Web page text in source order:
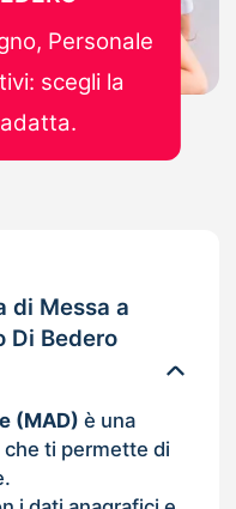
di Messa a
Di Bedero
(MAD) è una
che ti permette di
Personale
scegli la